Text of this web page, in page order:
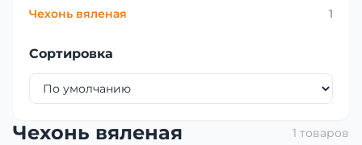
Чехонь вяленая
1
Сортировка
Чехонь вяленая 1 товаров